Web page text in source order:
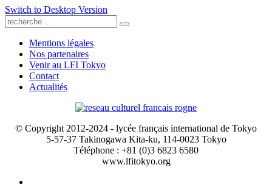
Switch to Desktop Version
Mentions légales
Nos partenaires
Venir au LFI Tokyo
Contact
Actualités
© Copyright 2012-2024 - lycée français international de Tokyo
5-57-37 Takinogawa Kita-ku, 114-0023 Tokyo
Téléphone : +81 (0)3 6823 6580
www.lfitokyo.org